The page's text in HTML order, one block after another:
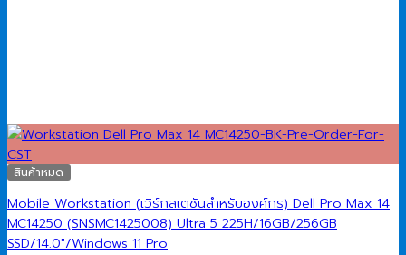
สินค้าหมด
Mobile Workstation (เวิร์กสเตชันสำหรับองค์กร) Dell Pro Max 14
MC14250 (SNSMC1425008) Ultra 5 225H/16GB/256GB
SSD/14.0″/Windows 11 Pro